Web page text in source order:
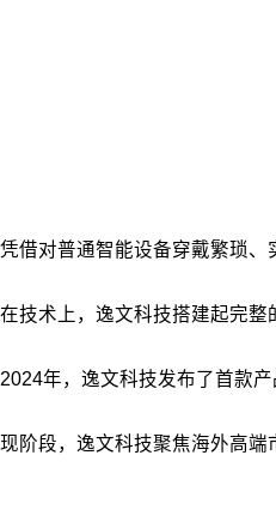
凭借对普通智能设备穿戴繁琐、
在技术上，逸文科技搭建起完
2024年，逸文科技发布了首款
现阶段，逸文科技聚焦海外高